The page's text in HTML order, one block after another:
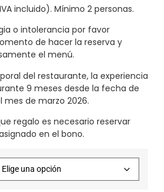
incluido). Mínimo 2 personas.
o intolerancia por favor
de hacer la reserva y
el menú.
del restaurante, la experiencia
9 meses desde la fecha de
de marzo 2026.
regalo es necesario reservar
en el bono.